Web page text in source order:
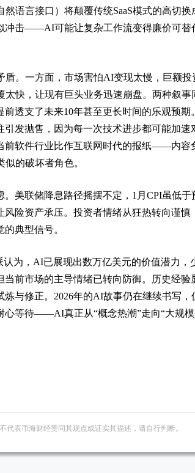
语言接口）将颠覆传统SaaS模式的高切换
冲击——AI可能让复杂工作流变得廉价可替
。一方面，市场害怕AI变现太慢，巨额投
快，让现有巨头业务迅速崩盘。两种叙事
透支了未来10年甚至更长时间的乐观预期
发抛售，因为每一次技术进步都可能加速
前软件行业比作互联网时代的报纸——内容
的破坏者角色。
美联储降息路径摇摆不定，1月CPI虽低于
险资产承压。投资者情绪从狂热转向谨慎
典型信号。
为，AI已展现出数万亿美元的价值潜力，
前市场的主导情绪已转向防御。历史经验
与修正。2026年的AI故事仍在继续书写，
心等待——AI真正从“概念热潮”走向“大规
表币海财经赞同其观点或证实其描述，请自行判断。